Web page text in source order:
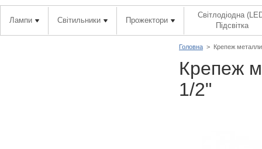
Лампи Світильники Прожектори
Світлодіодна
Підсвітка
Головна > Крепеж
Крепеж
1/2"